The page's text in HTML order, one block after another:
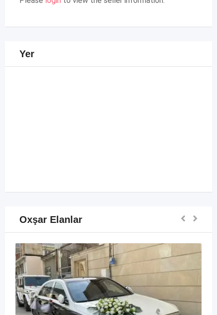
Yer
Oxşar Elanlar